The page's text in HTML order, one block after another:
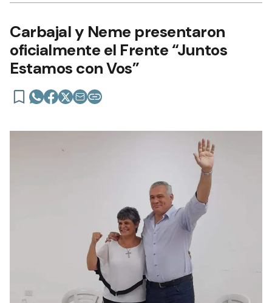
Carbajal y Neme presentaron
oficialmente el Frente “Juntos
Estamos con Vos”